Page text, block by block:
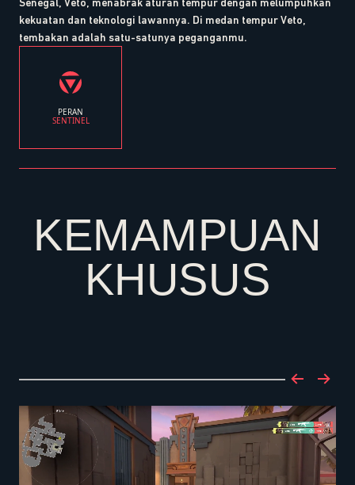
kekuatan dan teknologi lawannya. Di medan tempur Veto,
tembakan adalah satu-satunya peganganmu.
PERAN
SENTINEL
KEMAMPUAN
KHUSUS